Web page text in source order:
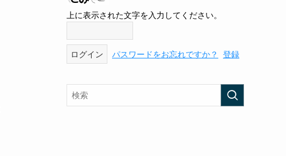
上に表示された文字を入力してください。
パスワードをお忘れですか？ 登録